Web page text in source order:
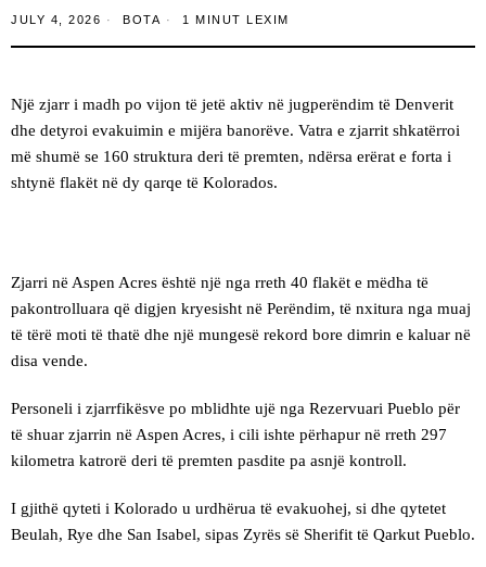
JULY 4, 2026 BOTA 1 MINUT LEXIM
Një zjarr i madh po vijon të jetë aktiv në jugperëndim të Denverit
dhe detyroi evakuimin e mijëra banorëve. Vatra e zjarrit shkatërroi
më shumë se 160 struktura deri të premten, ndërsa erërat e forta i
shtynë flakët në dy qarqe të Kolorados.
Zjarri në Aspen Acres është një nga rreth 40 flakët e mëdha të
pakontrolluara që digjen kryesisht në Perëndim, të nxitura nga muaj
të tërë moti të thatë dhe një mungesë rekord bore dimrin e kaluar në
disa vende.
Personeli i zjarrfikësve po mblidhte ujë nga Rezervuari Pueblo për
të shuar zjarrin në Aspen Acres, i cili ishte përhapur në rreth 297
kilometra katrorë deri të premten pasdite pa asnjë kontroll.
I gjithë qyteti i Kolorado u urdhërua të evakuohej, si dhe qytetet
Beulah, Rye dhe San Isabel, sipas Zyrës së Sherifit të Qarkut Pueblo.